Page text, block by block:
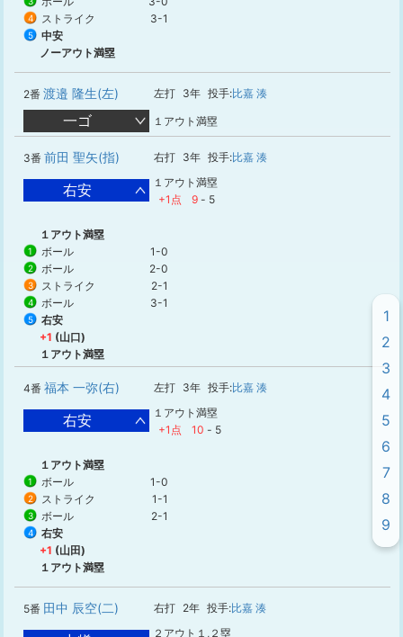
4 ストライク 3-1
5
中安
ノーアウト満塁
2番 渡邉 隆生(左) 左打 3年 投手:比嘉 湊
一ゴ １アウト満塁
3番 前田 聖矢(指) 右打 3年 投手:比嘉 湊
右安
１アウト満塁
+1点
9 - 5
１アウト満塁
1 ボール 1-0
2 ボール 2-0
3 ストライク 2-1
4 ボール 3-1
5
右安
+1 (山口)
１アウト満塁
4番 福本 一弥(右) 左打 3年 投手:比嘉 湊
右安
１アウト満塁
+1点
10 - 5
１アウト満塁
1 ボール 1-0
2 ストライク 1-1
3 ボール 2-1
4
右安
+1 (山田)
１アウト満塁
5番 田中 辰空(二) 右打 2年 投手:比嘉 湊
２アウト１,２塁
1
2
3
4
5
6
7
8
9